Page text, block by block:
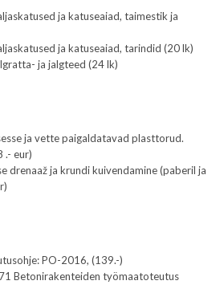
ja katuseaiad, taimestik ja
ja katuseaiad, tarindid (20 lk)
ja jalgteed (24 lk)
ja vette paigaldatavad plasttorud.
.- eur)
drenaaž ja krundi kuivendamine (paberil ja
PO-2016, (139.-)
Betonirakenteiden työmaatoteutus